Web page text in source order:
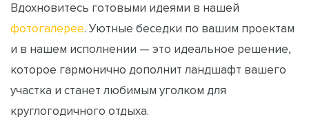
Вдохновитесь готовыми идеями в нашей
фотогалерее. Уютные беседки по вашим проектам
и в нашем исполнении — это идеальное решение,
которое гармонично дополнит ландшафт вашего
участка и станет любимым уголком для
круглогодичного отдыха.